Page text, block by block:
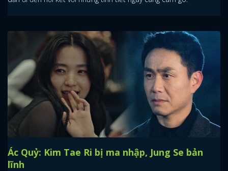
Ác Quỷ: Kim Tae Ri bị ma nhập, Jung Se bản
lĩnh